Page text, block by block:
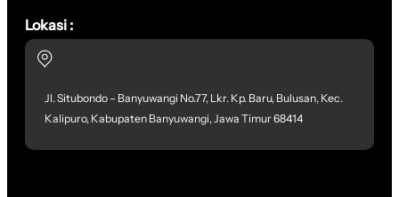
Lokasi :
Jl. Situbondo – Banyuwangi No.77, Lkr. Kp. Baru, Bulusan, Kec.
Kalipuro, Kabupaten Banyuwangi, Jawa Timur 68414